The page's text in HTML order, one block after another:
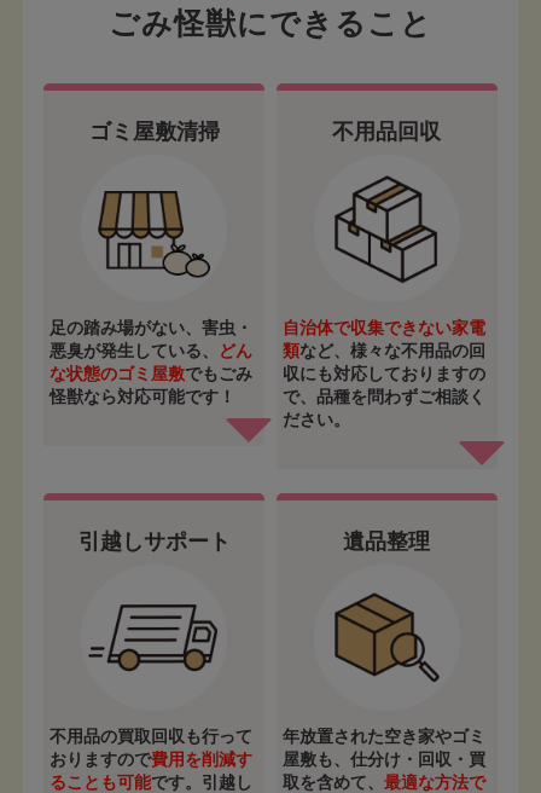
ごみ怪獣にできること
ゴミ屋敷清掃
足の踏み場がない、害虫・
悪臭が発生している、
どん
な状態のゴミ屋敷でもごみ
怪獣なら対応可能です！
不用品回収
自治体で収集できない家電
類など、様々な不用品の回
収にも対応しておりますの
で、品種を問わずご相談く
ださい。
引越しサポート
不用品の買取回収も行って
おりますので費用を削減す
ることも可能です。引越し
遺品整理
年放置された空き家やゴミ
屋敷も、仕分け・回収・買
取を含めて、 最適な方法で